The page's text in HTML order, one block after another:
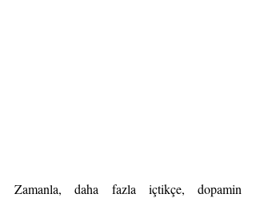
Zamanla, daha fazla içtikçe, dopamin